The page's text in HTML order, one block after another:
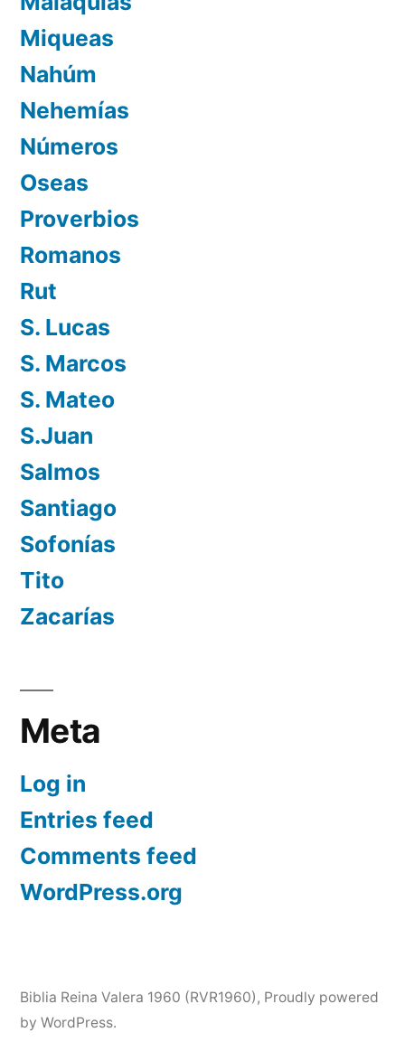
Miqueas
Nahúm
Nehemías
Números
Oseas
Proverbios
Romanos
Rut
S. Lucas
S. Marcos
S. Mateo
S.Juan
Salmos
Santiago
Sofonías
Tito
Zacarías
Meta
Log in
Entries feed
Comments feed
WordPress.org
Biblia Reina Valera 1960 (RVR1960) , Proudly powered
by WordPress.